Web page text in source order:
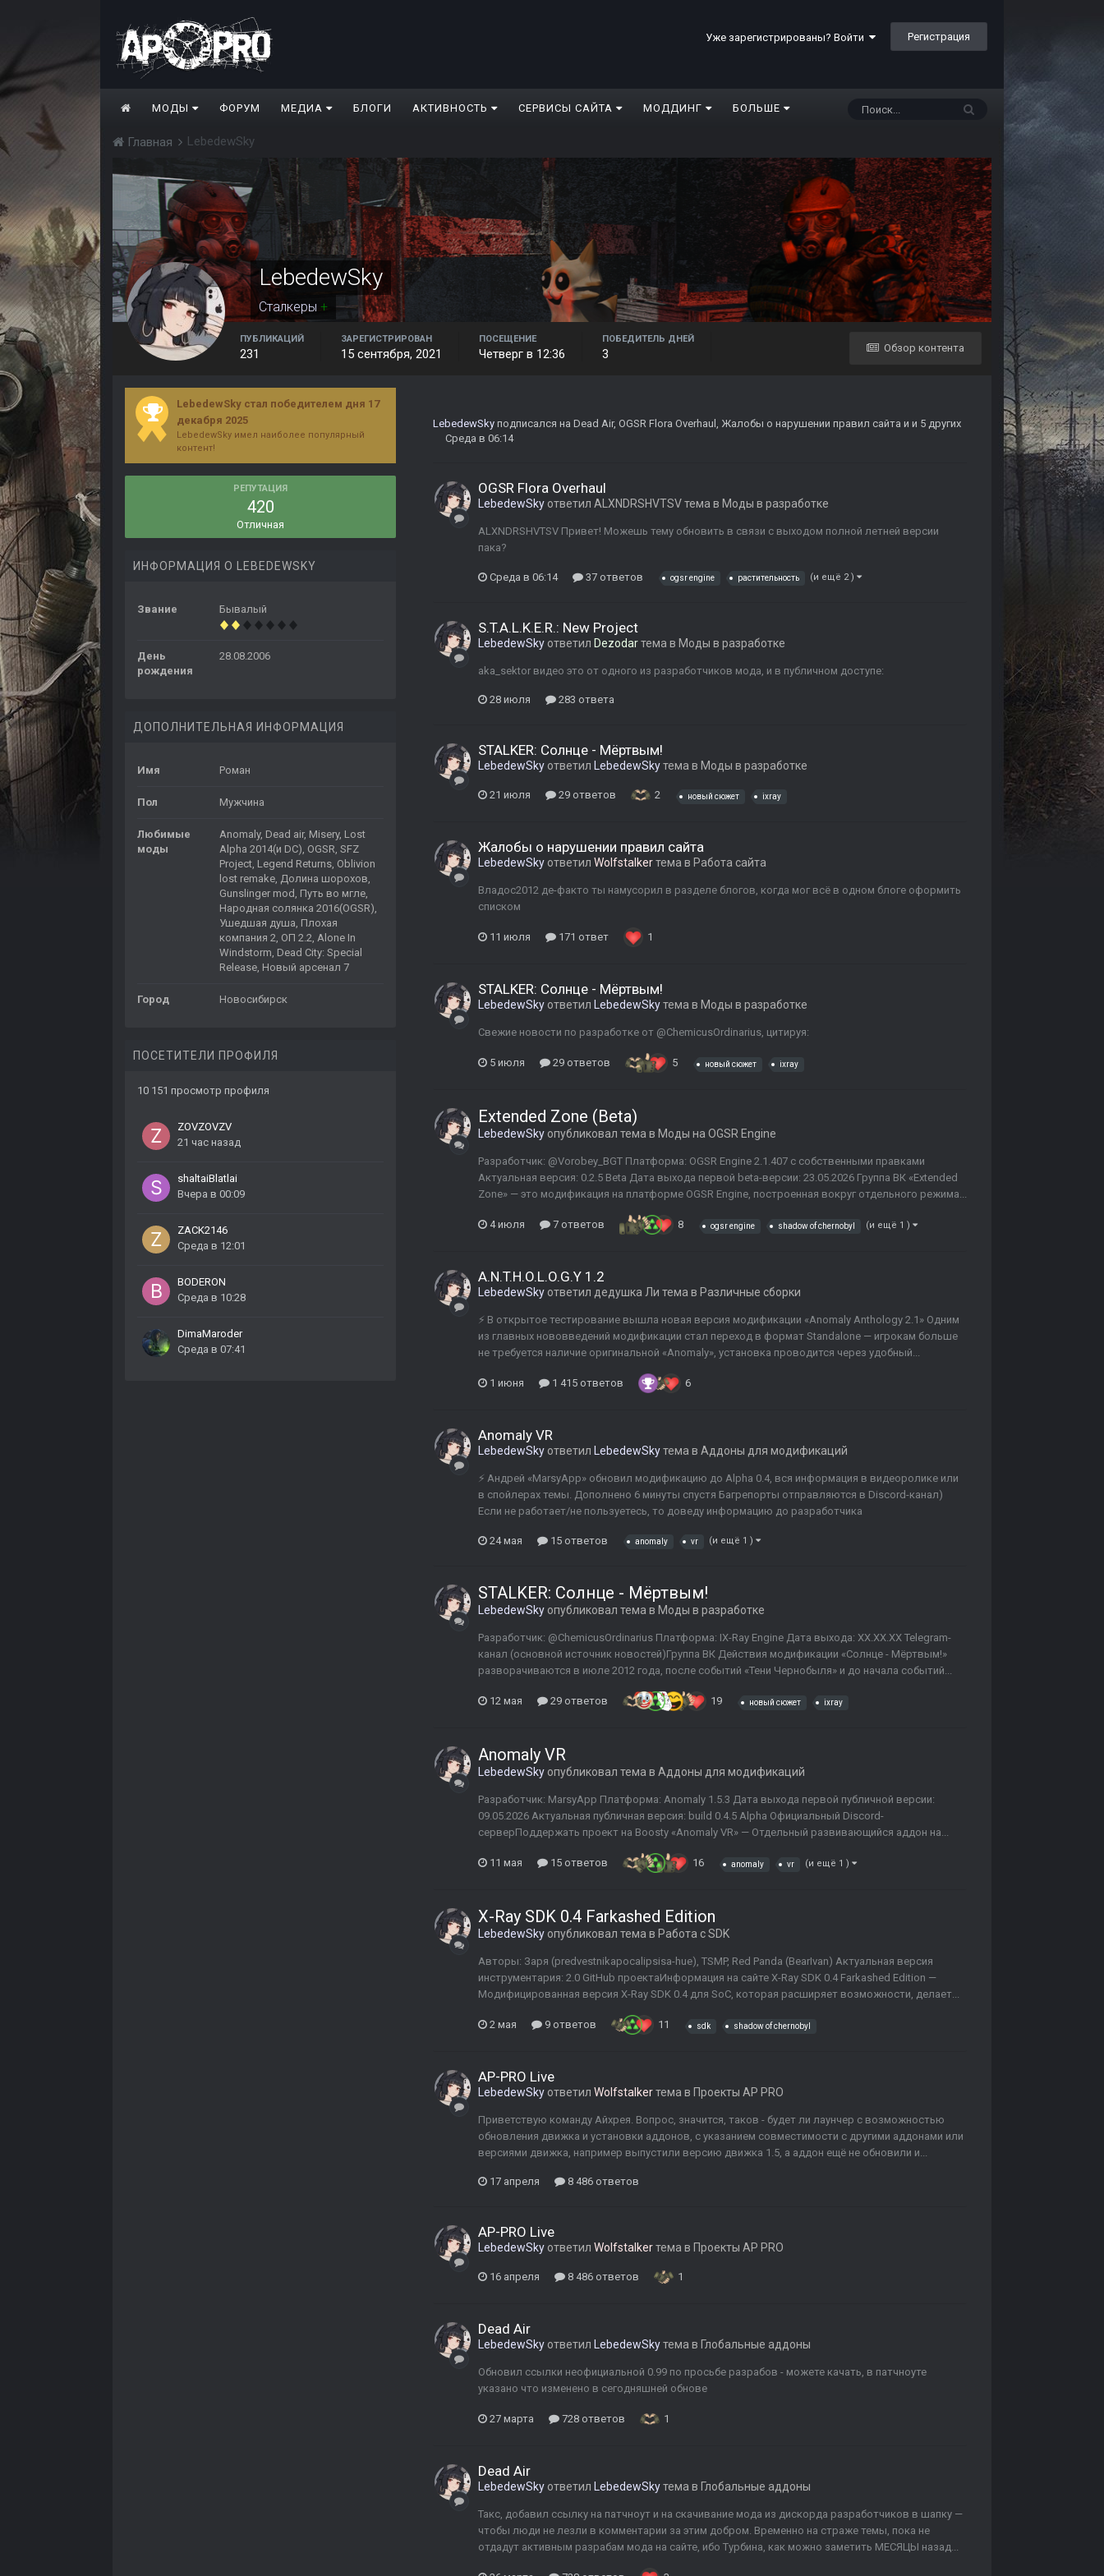
Уже зарегистрированы? Войти Регистрация
МОДЫ ФОРУМ МЕДИА БЛОГИ АКТИВНОСТЬ СЕРВИСЫ САЙТА МОДДИНГ БОЛЬШЕ
Главная LebedewSky
LebedewSky
Сталкеры +
Обзор контента
ПУБЛИКАЦИЙ
231
ЗАРЕГИСТРИРОВАН
15 сентября, 2021
ПОСЕЩЕНИЕ
Четверг в 12:36
ПОБЕДИТЕЛЬ ДНЕЙ
3
LebedewSky стал победителем дня 17
декабря 2025
LebedewSky имел наиболее популярный
контент!
РЕПУТАЦИЯ
420
Отличная
ИНФОРМАЦИЯ О LEBEDEWSKY
Звание Бывалый
День
рождения
28.08.2006
ДОПОЛНИТЕЛЬНАЯ ИНФОРМАЦИЯ
Имя Роман
Пол Мужчина
Любимые
моды
Anomaly, Dead air, Misery, Lost
Alpha 2014(и DC), OGSR, SFZ
Project, Legend Returns, Oblivion
lost remake, Долина шорохов,
Gunslinger mod, Путь во мгле,
Народная солянка 2016(OGSR),
Ушедшая душа, Плохая
компания 2, ОП 2.2, Alone In
Windstorm, Dead City: Special
Release, Новый арсенал 7
Город Новосибирск
ПОСЕТИТЕЛИ ПРОФИЛЯ
10 151 просмотр профиля
ZOVZOVZV
21 час назад
shaltaiBlatlai
Вчера в 00:09
ZACK2146
Среда в 12:01
BODERON
Среда в 10:28
DimaMaroder
Среда в 07:41
LebedewSky подписался на Dead Air, OGSR Flora Overhaul , Жалобы о нарушении правил сайта и и 5 других
Среда в 06:14
OGSR Flora Overhaul
LebedewSky ответил ALXNDRSHVTSVтема в Моды в разработке
ALXNDRSHVTSV Привет! Можешь тему обновить в связи с выходом полной летней версии
пака?
Среда в 06:14 37 ответов ogsr engine растительность (и ещё 2 )
S.T.A.L.K.E.R.: New Project
LebedewSky ответил Dezodarтема в Моды в разработке
aka_sektor видео это от одного из разработчиков мода, и в публичном доступе:
28 июля 283 ответа
STALKER: Солнце - Мёртвым!
LebedewSky ответил LebedewSkyтема в Моды в разработке
21 июля 29 ответов 2 новый сюжет ixray
Жалобы о нарушении правил сайта
LebedewSky ответил Wolfstalkerтема в Работа сайта
Владос2012 де-факто ты намусорил в разделе блогов, когда мог всё в одном блоге оформить
списком
11 июля 171 ответ 1
STALKER: Солнце - Мёртвым!
LebedewSky ответил LebedewSkyтема в Моды в разработке
Свежие новости по разработке от @ChemicusOrdinarius, цитируя:
5 июля 29 ответов 5 новый сюжет ixray
Extended Zone (Beta)
LebedewSky опубликовал тема в Моды на OGSR Engine
Разработчик: @Vorobey_BGT Платформа: OGSR Engine 2.1.407 с собственными правками
Актуальная версия: 0.2.5 Beta Дата выхода первой beta-версии: 23.05.2026 Группа ВК «Extended
Zone» — это модификация на платформе OGSR Engine, построенная вокруг отдельного режима...
4 июля 7 ответов 8 ogsr engine shadow of chernobyl (и ещё 1 )
A.N.T.H.O.L.O.G.Y 1.2
LebedewSky ответил дедушка Ли тема в Различные сборки
⚡ В открытое тестирование вышла новая версия модификации «Anomaly Anthology 2.1» Одним
из главных нововведений модификации стал переход в формат Standalone — игрокам больше
не требуется наличие оригинальной «Anomaly», установка проводится через удобный...
1 июня 1 415 ответов 6
Anomaly VR
LebedewSky ответил LebedewSkyтема в Аддоны для модификаций
⚡ Андрей «MarsyApp» обновил модификацию до Alpha 0.4, вся информация в видеоролике или
в спойлерах темы. Дополнено 6 минуты спустя Багрепорты отправляются в Discord-канал)
Если не работает/не пользуетесь, то доведу информацию до разработчика
24 мая 15 ответов anomaly vr (и ещё 1 )
STALKER: Солнце - Мёртвым!
LebedewSky опубликовал тема в Моды в разработке
Разработчик: @ChemicusOrdinarius Платформа: IX-Ray Engine Дата выхода: ХХ.ХХ.ХХ Telegram-
канал (основной источник новостей)Группа ВК Действия модификации «Солнце - Мёртвым!»
разворачиваются в июле 2012 года, после событий «Тени Чернобыля» и до начала событий...
12 мая 29 ответов 19 новый сюжет ixray
Anomaly VR
LebedewSky опубликовал тема в Аддоны для модификаций
Разработчик: MarsyApp Платформа: Anomaly 1.5.3 Дата выхода первой публичной версии:
09.05.2026 Актуальная публичная версия: build 0.4.5 Alpha Официальный Discord-
серверПоддержать проект на Boosty «Anomaly VR» — Отдельный развивающийся аддон на...
11 мая 15 ответов 16 anomaly vr (и ещё 1 )
X-Ray SDK 0.4 Farkashed Edition
LebedewSky опубликовал тема в Работа с SDK
Авторы: Заря (predvestnikapocalipsisa-hue), TSMP, Red Panda (BearIvan) Актуальная версия
инструментария: 2.0 GitHub проектаИнформация на сайте X-Ray SDK 0.4 Farkashed Edition —
Модифицированная версия X-Ray SDK 0.4 для SoC, которая расширяет возможности, делает...
2 мая 9 ответов 11 sdk shadow of chernobyl
AP-PRO Live
LebedewSky ответил Wolfstalkerтема в Проекты AP PRO
Приветствую команду Айхрея. Вопрос, значится, таков - будет ли лаунчер с возможностью
обновления движка и установки аддонов, с указанием совместимости с другими аддонами или
версиями движка, например выпустили версию движка 1.5, а аддон ещё не обновили и...
17 апреля 8 486 ответов
AP-PRO Live
LebedewSky ответил Wolfstalkerтема в Проекты AP PRO
16 апреля 8 486 ответов 1
Dead Air
LebedewSky ответил LebedewSkyтема в Глобальные аддоны
Обновил ссылки неофициальной 0.99 по просьбе разрабов - можете качать, в патчноуте
указано что изменено в сегодняшней обнове
27 марта 728 ответов 1
Dead Air
LebedewSky ответил LebedewSkyтема в Глобальные аддоны
Такс, добавил ссылку на патчноут и на скачивание мода из дискорда разработчиков в шапку —
чтобы люди не лезли в комментарии за этим добром. Временно на страже темы, пока не
отдадут активным разрабам мода на сайте, ибо Турбина, как можно заметить МЕСЯЦЫ назад...